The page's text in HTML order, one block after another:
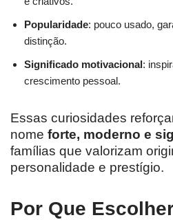
Popularidade: pouco usado,
distinção.
Significado motivacional:
crescimento pessoal.
Essas curiosidades
nome forte, moderno e
famílias que valorizam
personalidade e prestígio.
Por Que